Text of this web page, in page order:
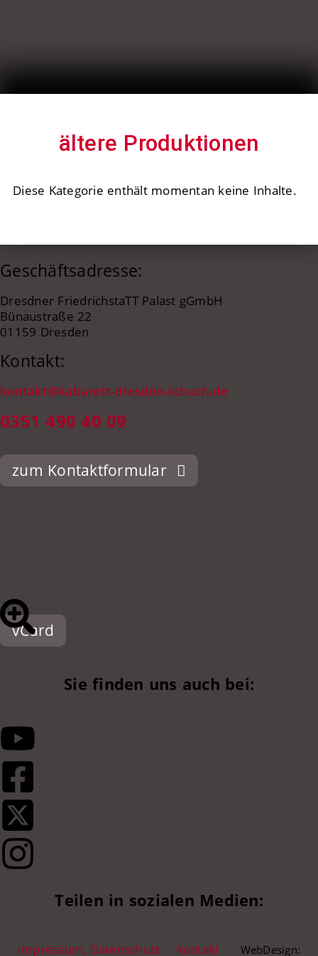
ältere Produktionen
Diese Kategorie enthält momentan keine Inhalte.
Geschäftsadresse:
Dresdner FriedrichstaTT Palast gGmbH
Bünaustraße 22
01159 Dresden
Kontakt:
kontakt@kabarett-dresden-schuch.de
0351 490 40 09
zum Kontaktformular
vCard
Sie finden uns auch bei:
Teilen in sozialen Medien:
Impressum, Datenschutz Kontakt WebDesign: